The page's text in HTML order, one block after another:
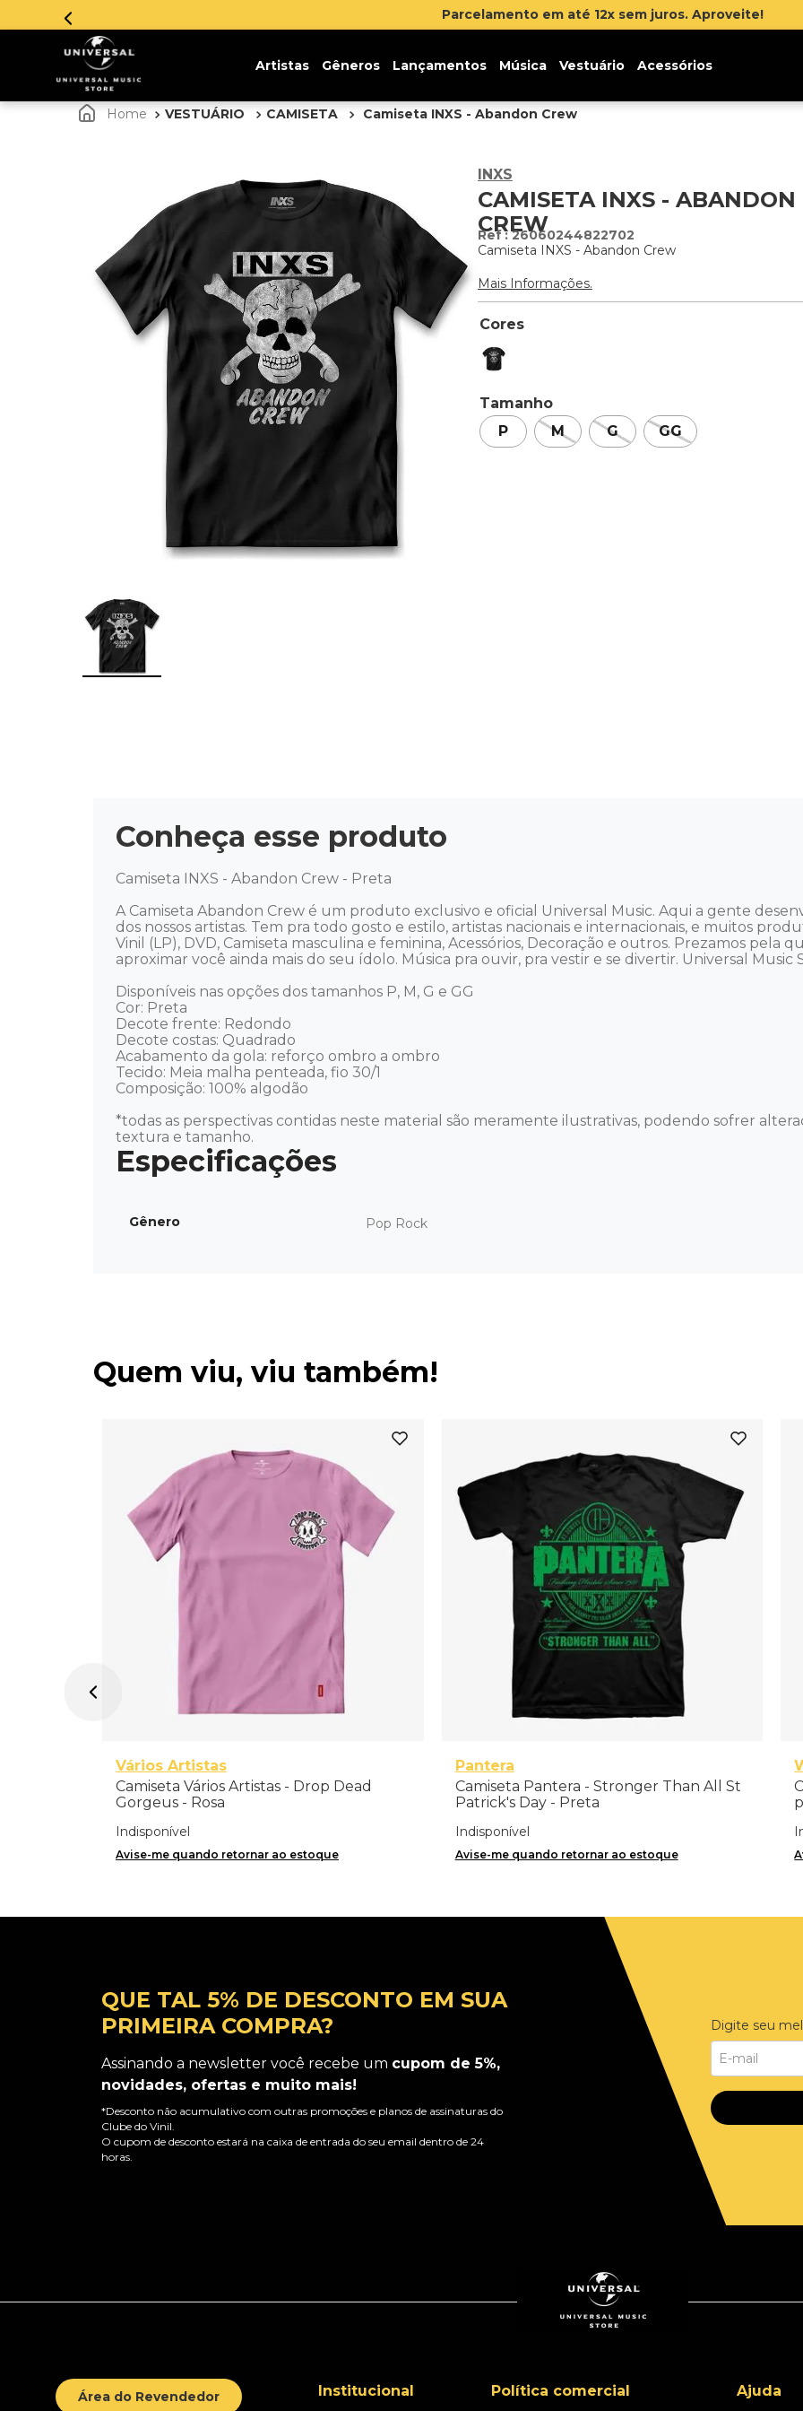
Parcelamento em até 12x sem juros. Aproveite!
Artistas Gêneros Lançamentos Música Vestuário Acessórios
VESTUÁRIO CAMISETA Camiseta INXS - Abandon Crew
INXS
CAMISETA INXS - ABANDON
CREW
:26060244822702
Camiseta INXS - Abandon Crew
Mais Informações.
Tamanho
P
M G GG
Conheça esse produto
Camiseta INXS - Abandon Crew - Preta
A Camiseta Abandon Crew é um produto exclusivo e oficial Universal Music. Aqui a gente
dos nossos artistas. Tem pra todo gosto e estilo, artistas nacionais e internacionais, e muitos
Vinil (LP), DVD, Camiseta masculina e feminina, Acessórios, Decoração e outros. Prezamos pela
aproximar você ainda mais do seu ídolo. Música pra ouvir, pra vestir e se divertir. Universal Music
Disponíveis nas opções dos tamanhos P, M, G e GG
Cor: Preta
Decote frente: Redondo
Decote costas: Quadrado
Acabamento da gola: reforço ombro a ombro
Tecido: Meia malha penteada, fio 30/1
Composição: 100% algodão
*todas as perspectivas contidas neste material são meramente ilustrativas, podendo sofrer
textura e tamanho.
Gênero Pop Rock
Quem viu, viu também!
Vários Artistas
Camiseta Vários Artistas - Drop Dead
Gorgeus - Rosa
Indisponível
Avise-me quando retornar ao estoque
Pantera
Camiseta Pantera - Stronger Than All St
Patrick's Day - Preta
Indisponível
Avise-me quando retornar ao estoque
QUE TAL 5% DE DESCONTO EM SUA
PRIMEIRA COMPRA?
Assinando a newsletter você recebe um cupom de 5%,
novidades, ofertas e muito mais!
*Desconto não acumulativo com outras promoções e planos de assinaturas do
Clube do Vinil.
O cupom de desconto estará na caixa de entrada do seu email dentro de 24
horas.
Digite seu
Área do Revendedor Institucional Política comercial Ajuda